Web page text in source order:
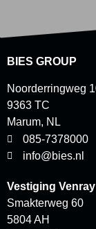
BIES GROUP
Noorderringweg
9363 TC
Marum, NL
085-7378000
info@bies.nl
Vestiging Venray
Smakterweg 60
5804 AH